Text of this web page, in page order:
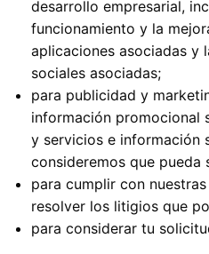
desarrollo empresarial,
funcionamiento y la
aplicaciones asociadas y
sociales asociadas;
para publicidad y
información promocional
y servicios e información
consideremos que pueda
para cumplir con
resolver los litigios que
para considerar tu